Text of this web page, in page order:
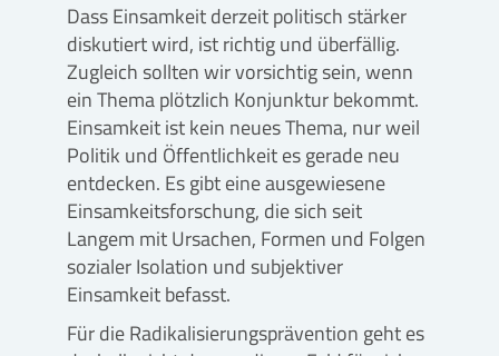
Dass Einsamkeit derzeit politisch stärker
diskutiert wird, ist richtig und überfällig.
Zugleich sollten wir vorsichtig sein, wenn
ein Thema plötzlich Konjunktur bekommt.
Einsamkeit ist kein neues Thema, nur weil
Politik und Öffentlichkeit es gerade neu
entdecken. Es gibt eine ausgewiesene
Einsamkeitsforschung, die sich seit
Langem mit Ursachen, Formen und Folgen
sozialer Isolation und subjektiver
Einsamkeit befasst.
Für die Radikalisierungsprävention geht es